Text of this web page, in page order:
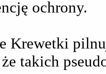
ochrony.
Krewetki
takich